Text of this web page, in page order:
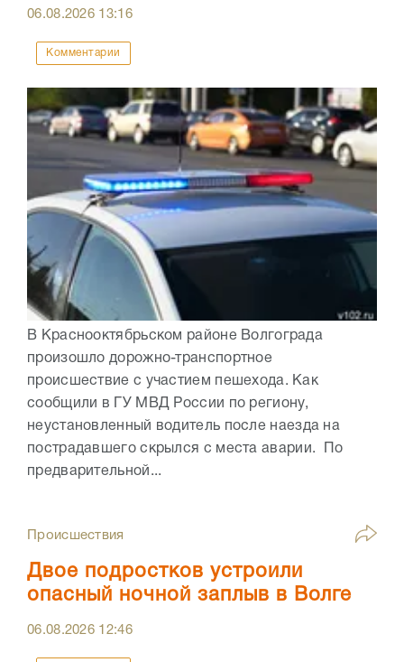
06.08.2026 13:16
Комментарии
В Краснооктябрьском районе Волгограда
произошло дорожно-транспортное
происшествие с участием пешехода. Как
сообщили в ГУ МВД России по региону,
неустановленный водитель после наезда на
пострадавшего скрылся с места аварии. По
предварительной...
Происшествия
Двое подростков устроили
опасный ночной заплыв в Волге
06.08.2026 12:46